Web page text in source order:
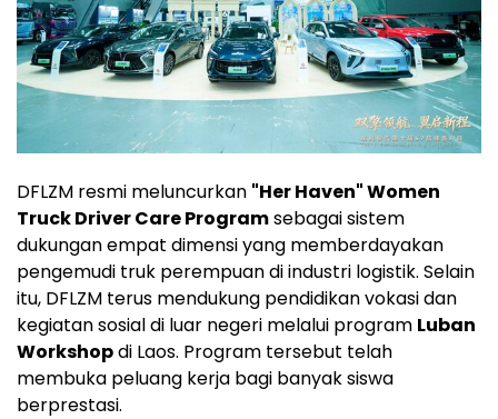
DFLZM resmi meluncurkan "Her Haven" Women
Truck Driver Care Programsebagai sistem
dukungan empat dimensi yang memberdayakan
pengemudi truk perempuan di industri logistik. Selain
itu, DFLZM terus mendukung pendidikan vokasi dan
kegiatan sosial di luar negeri melalui program Luban
Workshopdi Laos. Program tersebut telah
membuka peluang kerja bagi banyak siswa
berprestasi.